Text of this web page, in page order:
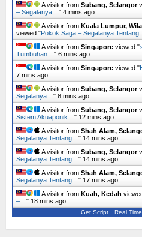
A visitor from Subang, Selangor
– Segalanya… " 4 mins ago
A visitor from Kuala Lumpur,
viewed "Pokok Saga – Segalanya Tentang
A visitor from Singapore viewed "
Tumbuhan… " 6 mins ago
A visitor from Singapore viewed "
7 mins ago
A visitor from Subang, Selangor
Segalanya… " 8 mins ago
A visitor from Subang, Selangor
Sistem Akuaponik… " 12 mins ago
A visitor from Shah Alam,
Segalanya Tentang… " 14 mins ago
A visitor from Subang, Selangor
Segalanya Tentang… " 14 mins ago
A visitor from Shah Alam,
Segalanya Tentang… " 17 mins ago
A visitor from Kuah, Kedah
–… " 18 mins ago
Get Script Real Time